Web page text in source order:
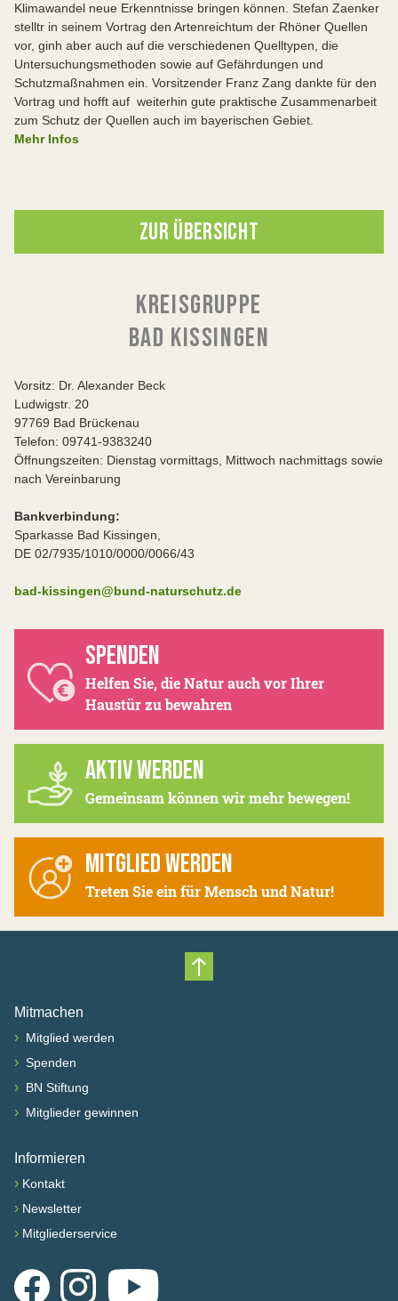
Klimawandel neue Erkenntnisse bringen können. Stefan Zaenker
stelltr in seinem Vortrag den Artenreichtum der Rhöner Quellen
vor, ginh aber auch auf die verschiedenen Quelltypen, die
Untersuchungsmethoden sowie auf Gefährdungen und
Schutzmaßnahmen ein. Vorsitzender Franz Zang dankte für den
Vortrag und hofft auf weiterhin gute praktische Zusammenarbeit
zum Schutz der Quellen auch im bayerischen Gebiet.
Mehr Infos
ZUR ÜBERSICHT
KREISGRUPPE
BAD KISSINGEN
Vorsitz: Dr. Alexander Beck
Ludwigstr. 20
97769 Bad Brückenau
Telefon: 09741-9383240
Öffnungszeiten: Dienstag vormittags, Mittwoch nachmittags sowie
nach Vereinbarung
Bankverbindung:
Sparkasse Bad Kissingen,
DE 02/7935/1010/0000/0066/43
bad-kissingen@bund-naturschutz.de
SPENDEN
Helfen Sie, die Natur auch vor Ihrer
Haustür zu bewahren
AKTIV WERDEN
Gemeinsam können wir mehr bewegen!
MITGLIED WERDEN
Treten Sie ein für Mensch und Natur!
Nach oben scrollen
Mitmachen
› Mitglied werden
› Spenden
› BN Stiftung
› Mitglieder gewinnen
Informieren
› Kontakt
› Newsletter
› Mitgliederservice
FacebookInstagramYouTube